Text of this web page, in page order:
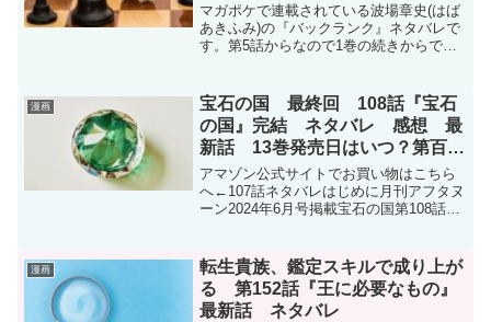
マガポケで連載されている波場章史(はば
あきふみ)の『バックランク』ネタバレで
す。第5話からなので1巻の続きからで
(shonenmagazine.com)関連記事ネタバレ
←...
漫画
宝石の国 最終回 108話『宝石
の国』完結 ネタバレ 感想 最
新話 13巻発売日はいつ？第百八
話
アマゾン公式サイトでお買い物はこちら
へ←107話ネタバレはじめに月刊アフタヌ
ーン2024年6月号掲載宝石の国第108話
アフタヌーン 2024年6月号 kindle版購...
漫画
転生貴族、鑑定スキルで成り上が
る 第152話『王に必要なもの』
最新話 ネタバレ